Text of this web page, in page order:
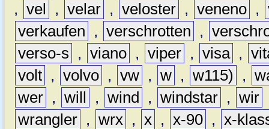
, vel , velar , veloster , veneno ,
verkaufen
, verschrotten ,
verso-s
, viano , viper , visa ,
volt , volvo , vw , w , w115) ,
wer , will , wind , windstar , wir
wrangler , wrx , x , x-90 , x-